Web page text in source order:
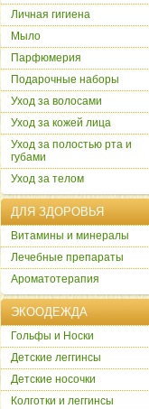
Личная гигиена
Мыло
Парфюмерия
Подарочные наборы
Уход за волосами
Уход за кожей лица
Уход за полостью рта и
губами
Уход за телом
ДЛЯ ЗДОРОВЬЯ
Витамины и минералы
Лечебные препараты
Ароматотерапия
ЭКООДЕЖДА
Гольфы и Носки
Детские леггинсы
Детские носочки
Колготки и леггинсы